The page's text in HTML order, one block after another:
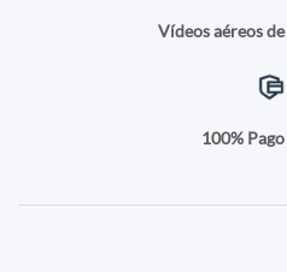
Vídeos aéreos
100%